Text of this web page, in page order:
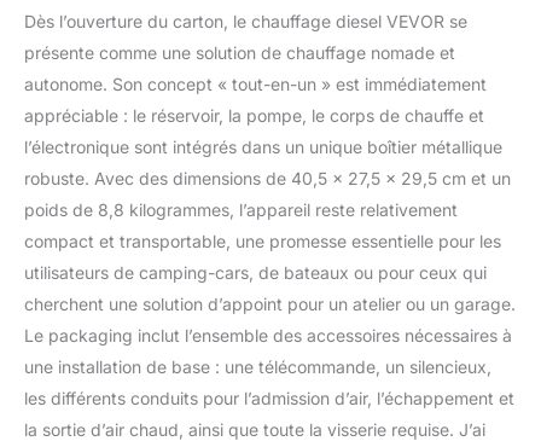
supplémentaires
comprennent un
bouchon de réservoir de
indicateur de niveau de
carburant et une
protection contre la
surchauffe, assurant
ainsi une tranquillité
d'esprit lors d'une
utilisation prolongée.
Large compatibilité (DC
12-24 V) : le réchauffeur
d'air diesel est livré avec
deux options de câblage
(adaptateur 220V et DC
12 V), ce qui le rend prêt
Dès l’ouverture du carton, le chauffage diesel VEVOR se
présente comme une solution de chauffage nomade et
autonome. Son concept « tout-en-un » est immédiatement
appréciable : le réservoir, la pompe, le corps de chauffe et
l’électronique sont intégrés dans un unique boîtier métallique
robuste. Avec des dimensions de 40,5 x 27,5 x 29,5 cm et un
poids de 8,8 kilogrammes, l’appareil reste relativement
compact et transportable, une promesse essentielle pour les
utilisateurs de camping-cars, de bateaux ou pour ceux qui
cherchent une solution d’appoint pour un atelier ou un garage.
Le packaging inclut l’ensemble des accessoires nécessaires à
une installation de base : une télécommande, un silencieux,
les différents conduits pour l’admission d’air, l’échappement et
la sortie d’air chaud, ainsi que toute la visserie requise. J’ai